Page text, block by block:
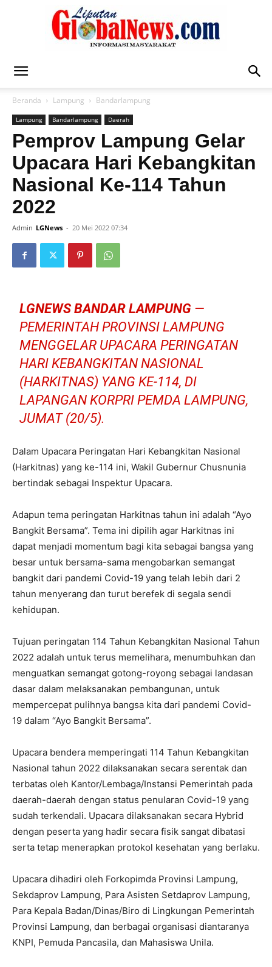
News
Beranda Lampung Bandarlampung
Lampung Bandarlampung Daerah
Pemprov Lampung Gelar
Upacara Hari Kebangkitan
Nasional Ke-114 Tahun
2022
Admin LGNews - 20 Mei 2022 07:34
LGNEWS BANDAR LAMPUNG —
PEMERINTAH PROVINSI LAMPUNG
MENGGELAR UPACARA PERINGATAN
HARI KEBANGKITAN NASIONAL
(HARKITNAS) YANG KE-114, DI
LAPANGAN KORPRI PEMDA LAMPUNG,
JUMAT (20/5).
Dalam Upacara Peringatan Hari Kebangkitan Nasional
(Harkitnas) yang ke-114 ini, Wakil Gubernur Chusnunia
bertindak sebagai Inspektur Upacara.
Adapun tema peringatan Harkitnas tahun ini adalah “Ayo
Bangkit Bersama”. Tema ini dipilih agar Harkitnas ini
dapat menjadi momentum bagi kita sebagai bangsa yang
besar untuk bersama-sama mengobarkan semangat
bangkit dari pandemi Covid-19 yang telah lebih dari 2
tahun menyerang dan turut berefek di segala sendi
kehidupan.
Tujuan peringatan 114 Tahun Kebangkitan Nasional Tahun
2022 adalah untuk terus memelihara, menumbuhkan dan
menguatkan semangat gotong-royong sebagai landasan
dasar dalam melaksanakan pembangunan, untuk
mempercepat pulihnya bangsa kita dari pandemi Covid-
19 dalam “Ayo Bangkit Bersama”.
Upacara bendera memperingati 114 Tahun Kebangkitan
Nasional tahun 2022 dilaksanakan secara serentak dan
terbatas oleh Kantor/Lembaga/Instansi Pemerintah pada
daerah-daerah dengan status penularan Covid-19 yang
sudah terkendali. Upacara dilaksanakan secara Hybrid
dengan peserta yang hadir secara fisik sangat dibatasi
serta tetap menerapkan protokol kesehatan yang berlaku.
Upacara dihadiri oleh Forkopimda Provinsi Lampung,
Sekdaprov Lampung, Para Asisten Setdaprov Lampung,
Para Kepala Badan/Dinas/Biro di Lingkungan Pemerintah
Provinsi Lampung, dan berbagai organisasi diantaranya
KNPI, Pemuda Pancasila, dan Mahasiswa Unila.